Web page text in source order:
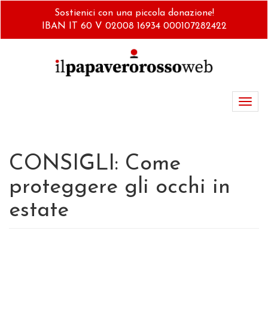
Sostienici con una piccola donazione!
IBAN IT 60 V 02008 16934 000107282422
CONSIGLI: Come
proteggere gli occhi in
estate